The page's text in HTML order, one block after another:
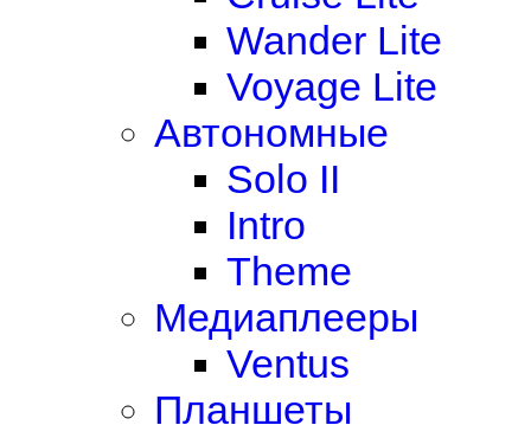
Wander Lite
Voyage Lite
Автономные
Solo II
Intro
Theme
Медиаплееры
Ventus
Планшеты